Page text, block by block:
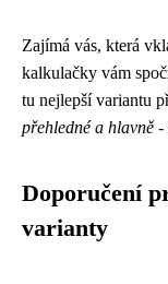
Zajímá vás, která
kalkulačky vám
tu nejlepší variantu
přehledné a hlavně
Doporučení
varianty